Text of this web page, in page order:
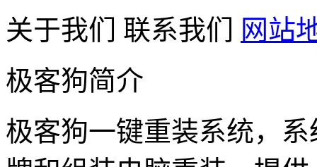
关于我们 联系我们 网站
极客狗简介
极客狗一键重装系统，